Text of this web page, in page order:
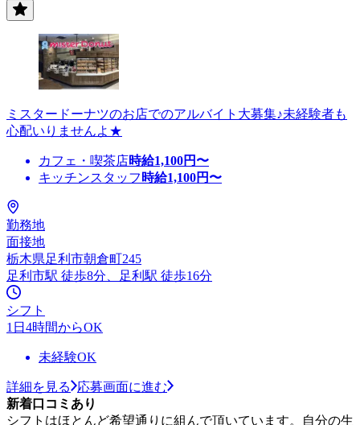
ミスタードーナツのお店でのアルバイト大募集♪未経験者も
心配いりませんよ★
カフェ・喫茶店時給1,100円〜
キッチンスタッフ 時給1,100円〜
勤務地
面接地
栃木県足利市朝倉町245
足利市駅 徒歩8分、足利駅 徒歩16分
シフト
1日4時間からOK
未経験OK
詳細を見る
応募画面に進む
新着口コミあり
シフトはほとんど希望通りに組んで頂いています。自分の生